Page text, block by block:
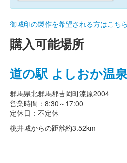
御城印の製作を希望される方はこち
購入可能場所
道の駅 よしおか温
群馬県北群馬郡吉岡町漆原2004
営業時間：8:30～17:00
定休日：不定休
桃井城からの距離約3.52km